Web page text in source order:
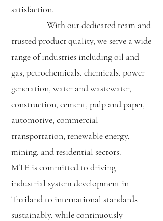
satisfaction.
With our dedicated team and
trusted product quality, we serve a wide
range of industries including oil and
gas, petrochemicals, chemicals, power
generation, water and wastewater,
construction, cement, pulp and paper,
automotive, commercial
transportation, renewable energy,
mining, and residential sectors.
MTE is committed to driving
industrial system development in
Thailand to international standards
sustainably, while continuously